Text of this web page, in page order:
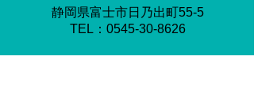
静岡県富士市日乃出町55-5
​TEL：0545-30-8626